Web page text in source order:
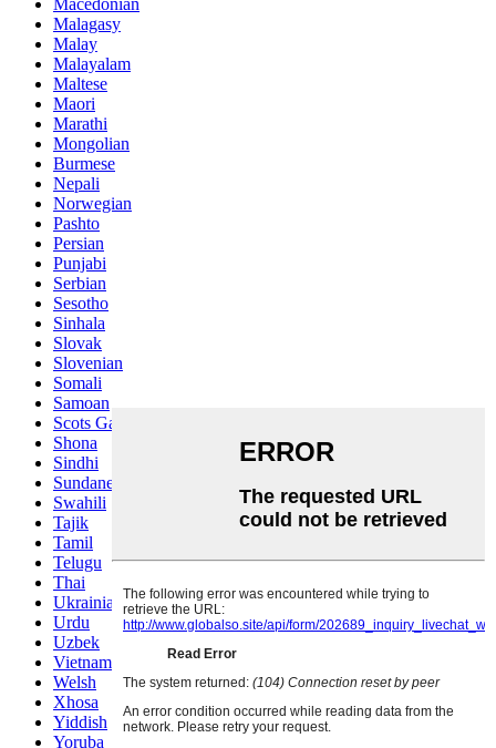
Macedonian
Malagasy
Malay
Malayalam
Maltese
Maori
Marathi
Mongolian
Burmese
Nepali
Norwegian
Pashto
Persian
Punjabi
Serbian
Sesotho
Sinhala
Slovak
Slovenian
Somali
Samoan
Scots Gaelic
Shona
Sindhi
Sundanese
Swahili
Tajik
Tamil
Telugu
Thai
Ukrainian
Urdu
Uzbek
Vietnamese
Welsh
Xhosa
Yiddish
Yoruba